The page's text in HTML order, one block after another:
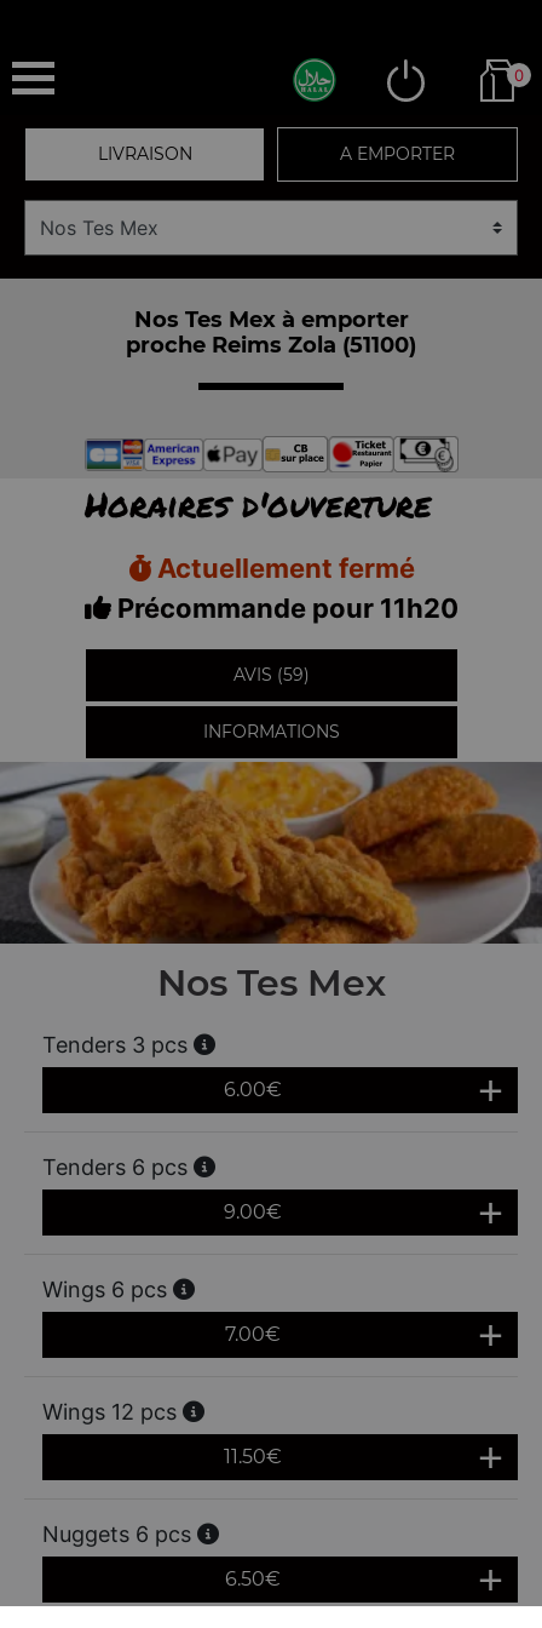
0
LIVRAISON A EMPORTER
Nos Tes Mex à emporter
proche Reims Zola (51100)
Horaires d'ouverture
Actuellement fermé
Précommande pour 11h20
AVIS (59)
INFORMATIONS
Nos Tes Mex
Tenders 3 pcs
6.00€
Tenders 6 pcs
9.00€
Wings 6 pcs
7.00€
Wings 12 pcs
11.50€
Nuggets 6 pcs
6.50€